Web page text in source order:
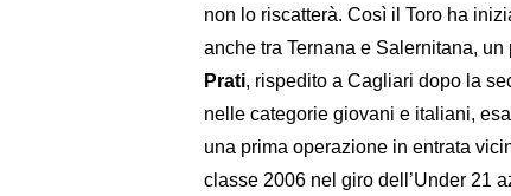
non lo riscatterà. Così il Toro ha
anche tra Ternana e Salernitana,
Prati, rispedito a Cagliari dopo la
nelle categorie giovani e italiani,
una prima operazione in entrata
classe 2006 nel giro dell’Under 21